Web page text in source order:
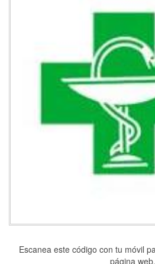
Escanea este código con tu móvil
página web.